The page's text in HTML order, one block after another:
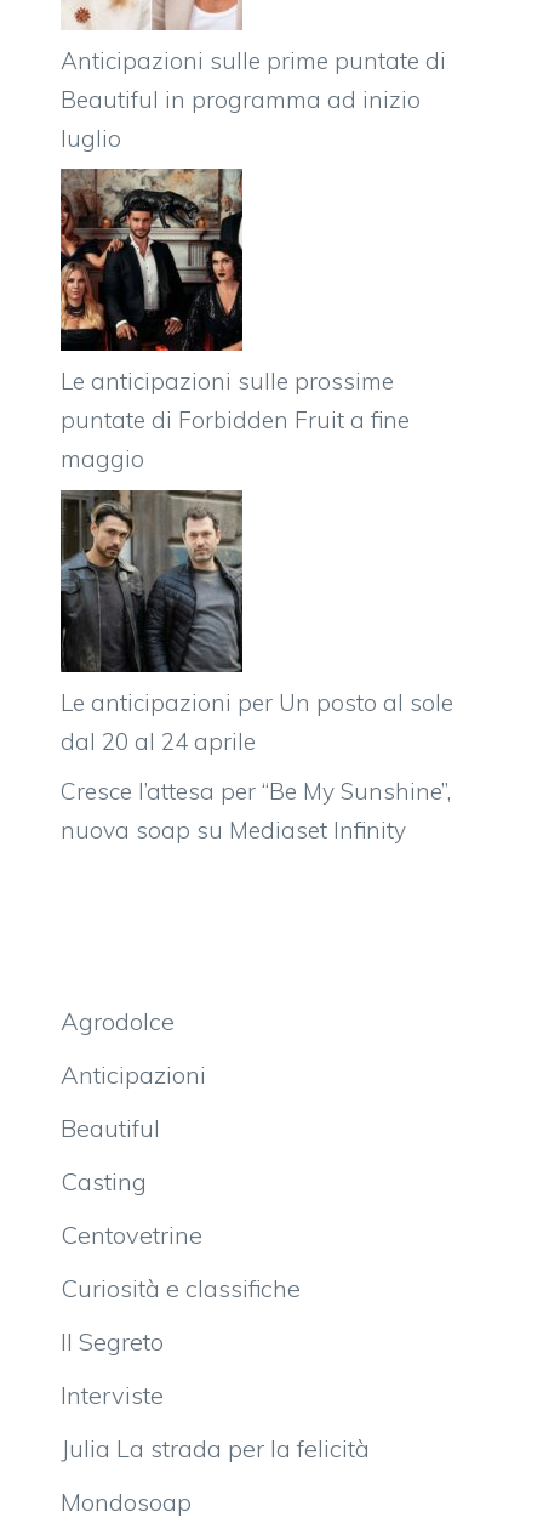
Anticipazioni sulle prime puntate di
Beautiful in programma ad inizio
luglio
Le anticipazioni sulle prossime
puntate di Forbidden Fruit a fine
maggio
Le anticipazioni per Un posto al sole
dal 20 al 24 aprile
Cresce l’attesa per “Be My Sunshine”,
nuova soap su Mediaset Infinity
Agrodolce
Anticipazioni
Beautiful
Casting
Centovetrine
Curiosità e classifiche
Il Segreto
Interviste
Julia La strada per la felicità
Mondosoap